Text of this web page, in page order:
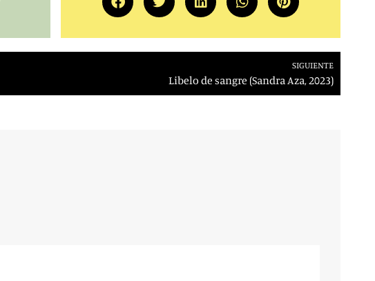
SIGUIENTE
Libelo de sangre (Sandra Aza, 2023)